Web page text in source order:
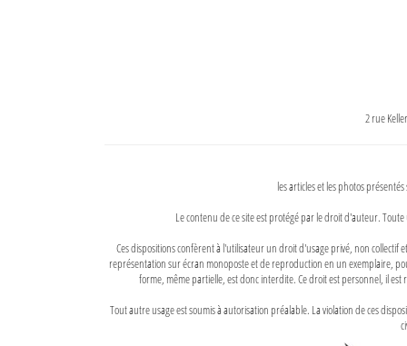
2 rue
les articles et les photos
Le contenu de ce site est protégé par le droit d'auteur.
Ces dispositions confèrent à l'utilisateur un droit d'usage privé, non
représentation sur écran monoposte et de reproduction en un exemplaire,
forme, même partielle, est donc interdite. Ce droit est personnel, il
Tout autre usage est soumis à autorisation préalable. La violation de ces